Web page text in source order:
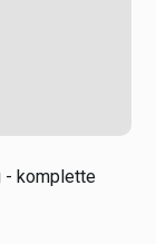
- komplette